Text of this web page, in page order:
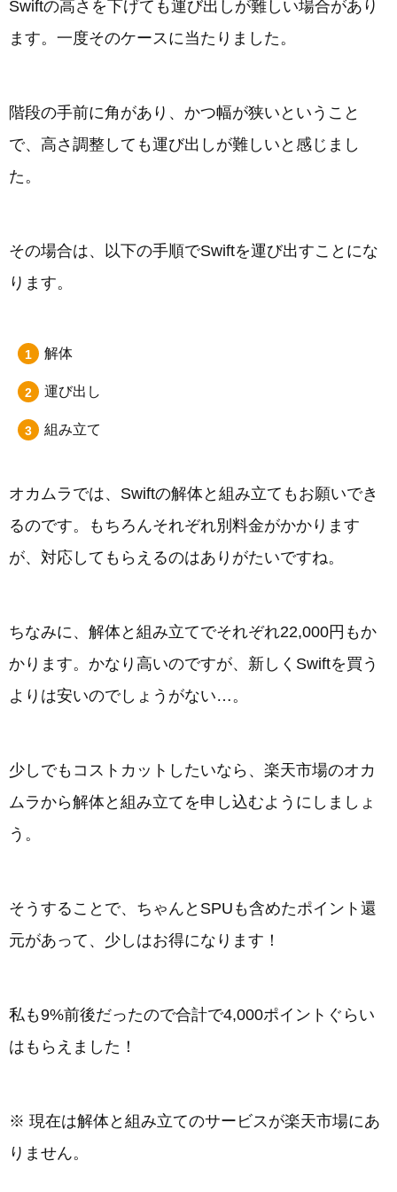
Swiftの高さを下げても運び出しが難しい場合があり
ます。一度そのケースに当たりました。
階段の手前に角があり、かつ幅が狭いということ
で、高さ調整しても運び出しが難しいと感じまし
た。
その場合は、以下の手順でSwiftを運び出すことにな
ります。
解体
運び出し
組み立て
オカムラでは、Swiftの解体と組み立てもお願いでき
るのです。もちろんそれぞれ別料金がかかります
が、対応してもらえるのはありがたいですね。
ちなみに、解体と組み立てでそれぞれ22,000円もか
かります。かなり高いのですが、新しくSwiftを買う
よりは安いのでしょうがない…。
少しでもコストカットしたいなら、楽天市場のオカ
ムラから解体と組み立てを申し込むようにしましょ
う。
そうすることで、ちゃんとSPUも含めたポイント還
元があって、少しはお得になります！
私も9%前後だったので合計で4,000ポイントぐらい
はもらえました！
※ 現在は解体と組み立てのサービスが楽天市場にあ
りません。